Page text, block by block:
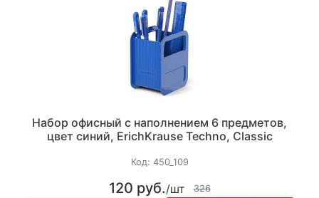
Набор офисный с наполнением 6 предметов,
цвет синий, ErichKrause Techno, Classic
Код: 450_109
120 руб./шт 326